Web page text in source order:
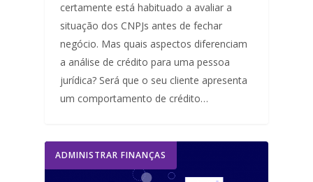
certamente está habituado a avaliar a
situação dos CNPJs antes de fechar
negócio. Mas quais aspectos diferenciam
a análise de crédito para uma pessoa
jurídica? Será que o seu cliente apresenta
um comportamento de crédito…
ADMINISTRAR FINANÇAS